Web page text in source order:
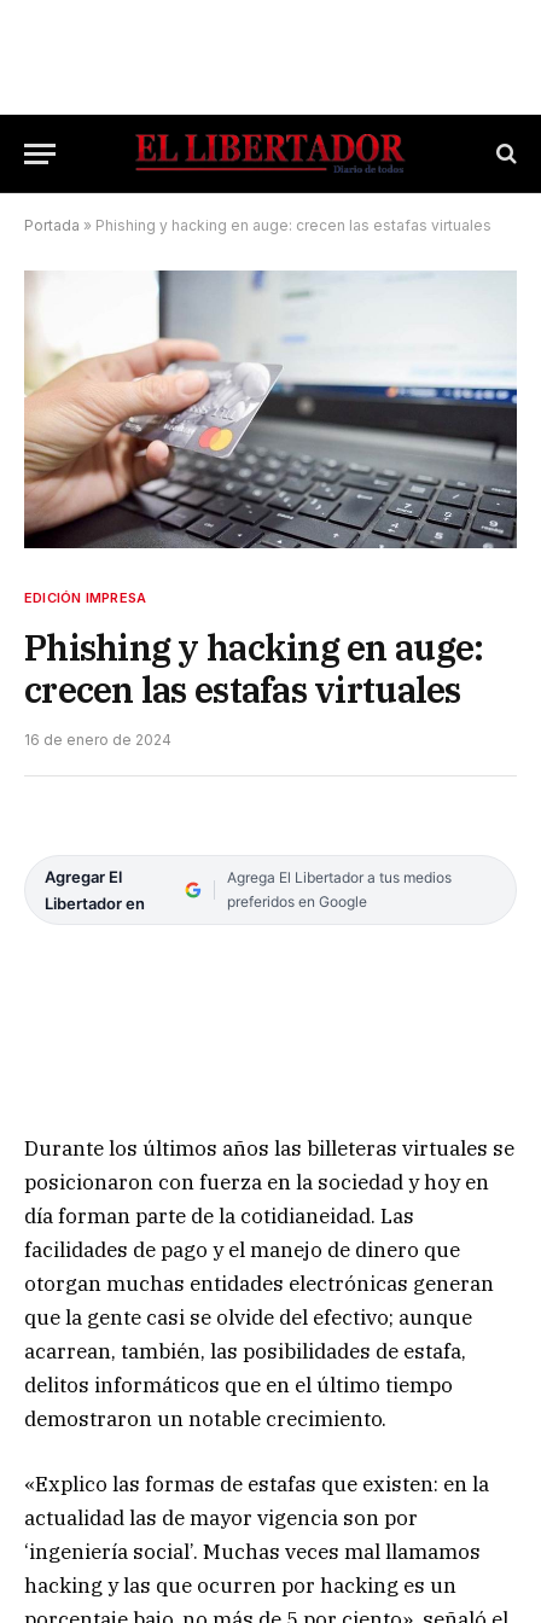
Portada » Phishing y hacking en auge: crecen las estafas virtuales
EDICIÓN IMPRESA
Phishing y hacking en auge:
crecen las estafas virtuales
16 de enero de 2024
Agregar El
Libertador en
Agrega El Libertador a tus medios
preferidos en Google
Durante los últimos años las billeteras virtuales se
posicionaron con fuerza en la sociedad y hoy en
día forman parte de la cotidianeidad. Las
facilidades de pago y el manejo de dinero que
otorgan muchas entidades electrónicas generan
que la gente casi se olvide del efectivo; aunque
acarrean, también, las posibilidades de estafa,
delitos informáticos que en el último tiempo
demostraron un notable crecimiento.
«Explico las formas de estafas que existen: en la
actualidad las de mayor vigencia son por
‘ingeniería social’. Muchas veces mal llamamos
hacking y las que ocurren por hacking es un